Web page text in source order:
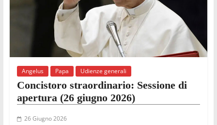
Angelus Papa Udienze generali
Concistoro straordinario: Sessione di
apertura (26 giugno 2026)
26 Giugno 2026